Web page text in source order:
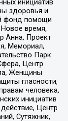
инициатив
здоровья и
фонд помощи
время,
Анна, Проект
Мемориал,
Парк
Центр
Женщины
гласности,
человека,
инициатив
Центр
Сутяжник,